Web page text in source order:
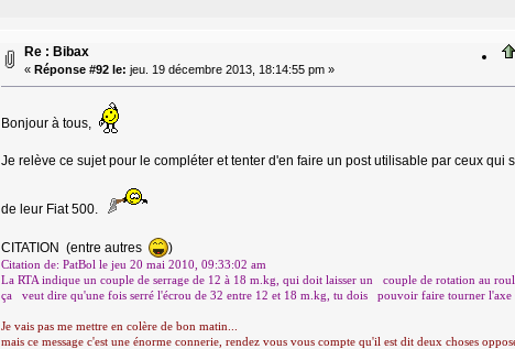
Re : Bibax
« Réponse #92 le: jeu. 19 décembre 2013, 18:14:55 pm »
Bonjour à tous,
Je relève ce sujet pour le compléter et tenter d'en faire un post utilisable par ceux
de leur Fiat 500.
CITATION (entre autres )
Citation de: PatBol le jeu 20 mai 2010, 09:33:02 am
La RTA indique un couple de serrage de 12 à 18 m.kg, qui doit laisser un couple de rotation au
ça veut dire qu'une fois serré l'écrou de 32 entre 12 et 18 m.kg, tu dois pouvoir faire tourner
Je vais pas me mettre en colère de bon matin...
mais ce message c'est une énorme connerie, rendez vous vous compte qu'il est dit deux choses